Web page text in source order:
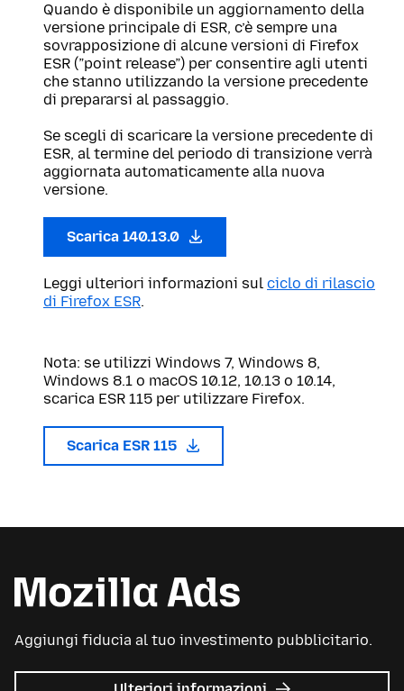
Quando è disponibile un aggiornamento della
versione principale di ESR, c’è sempre una
sovrapposizione di alcune versioni di Firefox
ESR (”point release”) per consentire agli utenti
che stanno utilizzando la versione precedente
di prepararsi al passaggio.
Se scegli di scaricare la versione precedente di
ESR, al termine del periodo di transizione verrà
aggiornata automaticamente alla nuova
versione.
Scarica 140.13.0
Leggi ulteriori informazioni sul ciclo di rilascio
di Firefox ESR.
Nota: se utilizzi Windows 7, Windows 8,
Windows 8.1 o macOS 10.12, 10.13 o 10.14,
scarica ESR 115 per utilizzare Firefox.
Scarica ESR 115
Aggiungi fiducia al tuo investimento pubblicitario.